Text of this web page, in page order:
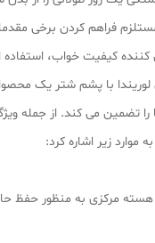
فراهم کردن برخی
کننده کیفیت خواب،
با پشم شتر یک محصول
تضمین می کند. از جمله
زیر اشاره کرد:
هسته مرکزی به منظور حفظ